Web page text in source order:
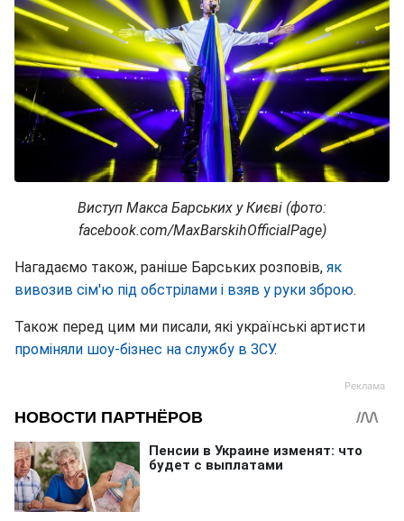
Виступ Макса Барських у Києві (фото:
facebook.com/MaxBarskihOfficialPage)
Нагадаємо також, раніше Барських розповів, як
вивозив сім'ю під обстрілами і взяв у руки зброю.
Також перед цим ми писали, які українські артисти
проміняли шоу-бізнес на службу в ЗСУ.